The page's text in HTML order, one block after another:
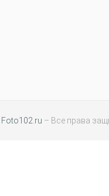
Foto102.ru – Все права